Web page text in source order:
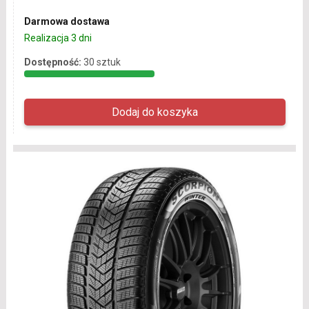
Darmowa dostawa
Realizacja 3 dni
Dostępność: 30 sztuk